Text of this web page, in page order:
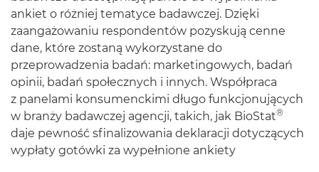
ankiet o różniej tematyce badawczej. Dzięki
zaangażowaniu respondentów pozyskują cenne
dane, które zostaną wykorzystane do
przeprowadzenia badań: marketingowych, badań
opinii, badań społecznych i innych. Współpraca
z panelami konsumenckimi długo funkcjonujących
w branży badawczej agencji, takich, jak BioStat®
daje pewność sfinalizowania deklaracji dotyczących
wypłaty gotówki za wypełnione ankiety